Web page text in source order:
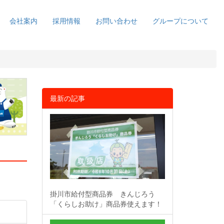
会社案内 採用情報 お問い合わせ グループについて
最新の記事
掛川市給付型商品券 きんじろう
「くらしお助け」商品券使えます！